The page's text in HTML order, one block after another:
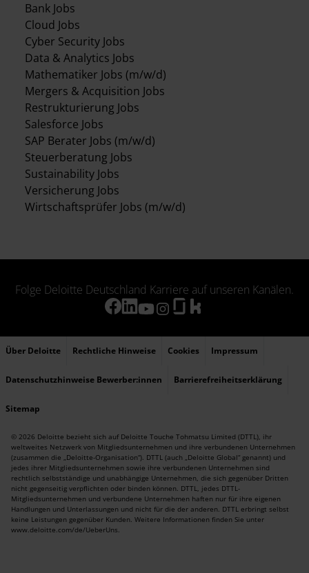
Bank Jobs
Cloud Jobs
Cyber Security Jobs
Data & Analytics Jobs
Mathematiker Jobs (m/w/d)
Mergers & Acquisition Jobs
Restrukturierung Jobs
Salesforce Jobs
SAP Berater Jobs (m/w/d)
Steuerberatung Jobs
Sustainability Jobs
Versicherung Jobs
Wirtschaftsprüfer Jobs (m/w/d)
Folge Deloitte Deutschland Karriere auf unseren Kanälen.
Über Deloitte Rechtliche Hinweise Cookies Impressum
Datenschutzhinweise Bewerber:innen Barrierefreiheitserklärung
Sitemap
© 2026 Deloitte bezieht sich auf Deloitte Touche Tohmatsu Limited (DTTL), ihr
weltweites Netzwerk von Mitgliedsunternehmen und ihre verbundenen Unternehmen
(zusammen die „Deloitte-Organisation“). DTTL (auch „Deloitte Global“ genannt) und
jedes ihrer Mitgliedsunternehmen sowie ihre verbundenen Unternehmen sind
rechtlich selbstständige und unabhängige Unternehmen, die sich gegenüber Dritten
nicht gegenseitig verpflichten oder binden können. DTTL, jedes DTTL-
Mitgliedsunternehmen und verbundene Unternehmen haften nur für ihre eigenen
Handlungen und Unterlassungen und nicht für die der anderen. DTTL erbringt selbst
keine Leistungen gegenüber Kunden. Weitere Informationen finden Sie unter
www.deloitte.com/de/UeberUns.